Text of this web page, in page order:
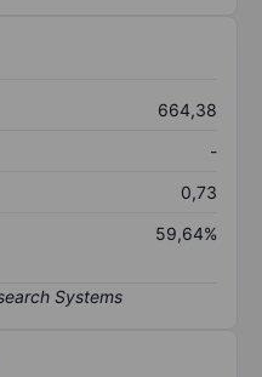
664,38
-
0,73
59,64%